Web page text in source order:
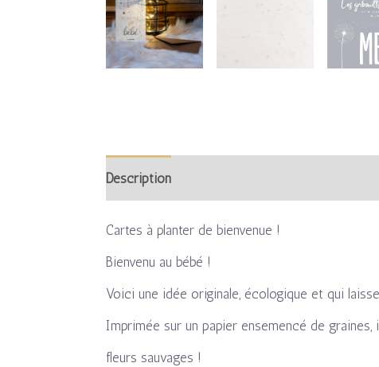
Description
Cartes à planter de bienvenue !
Bienvenu au bébé !
Voici une idée originale, écologique et qui
Imprimée sur un papier ensemencé de
fleurs sauvages !